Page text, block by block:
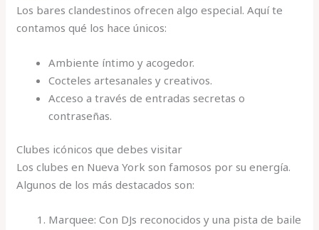
Los bares clandestinos ofrecen algo especial. Aquí te
contamos qué los hace únicos:
Ambiente íntimo y acogedor.
Cocteles artesanales y creativos.
Acceso a través de entradas secretas o
contraseñas.
Clubes icónicos que debes visitar
Los clubes en Nueva York son famosos por su energía.
Algunos de los más destacados son:
Marquee: Con DJs reconocidos y una pista de baile